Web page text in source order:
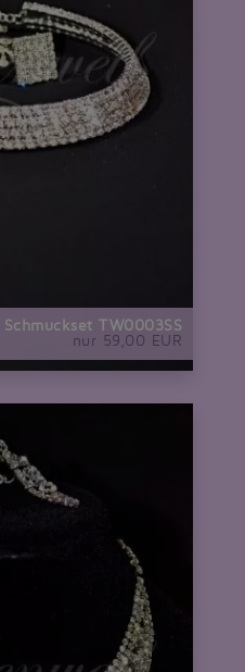
Schmuckset TW0003SS
nur 59,00 EUR